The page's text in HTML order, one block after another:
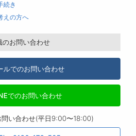
続き
えの方へ
のお問い合わせ
ルでのお問い合わせ
でのお問い合わせ
問い合わせ(平日9:00〜18:00)